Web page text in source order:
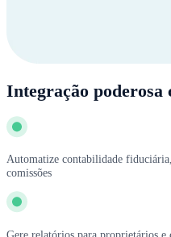
Integração poderosa
Automatize contabilidade
comissões
Gere relatórios para proprietários e